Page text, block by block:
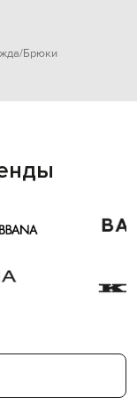
Брюки